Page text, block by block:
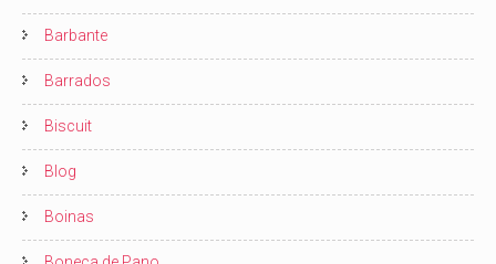
Barbante
Barrados
Biscuit
Blog
Boinas